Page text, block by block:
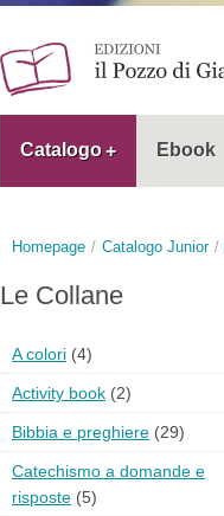
Catalogo Ebook
Homepage Catalogo Junior
Le Collane
A colori (4)
Activity book (2)
Bibbia e preghiere (29)
Catechismo a domande e
risposte (5)